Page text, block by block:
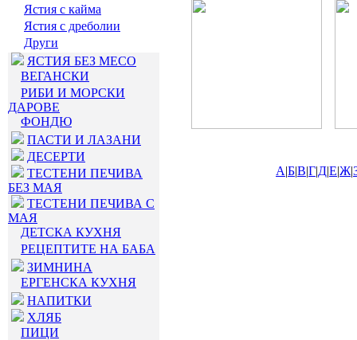
Ястия с кайма
Ястия с дреболии
Други
ЯСТИЯ БЕЗ МЕСО
ВЕГАНСКИ
РИБИ И МОРСКИ
ДАРОВЕ
ФОНДЮ
ПАСТИ И ЛАЗАНИ
ДЕСЕРТИ
ТЕСТЕНИ ПЕЧИВА
БЕЗ МАЯ
ТЕСТЕНИ ПЕЧИВА С
МАЯ
ДЕТСКА КУХНЯ
РЕЦЕПТИТЕ НА БАБА
ЗИМНИНА
ЕРГЕНСКА КУХНЯ
НАПИТКИ
ХЛЯБ
ПИЦИ
А|Б|В|Г|Д|Е|Ж|